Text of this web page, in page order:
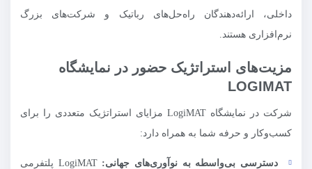
داخلی، ارائه‌دهندگان راه‌حل‌های رباتیک و شرکت‌های بزرگ
نرم‌افزاری هستند.
مزیت‌های استراتژیک حضور در نمایشگاه
LOGIMAT
شرکت در نمایشگاه LogiMAT مزایای استراتژیک متعددی را برای
کسب‌وکار و حرفه شما به همراه دارد:
دسترسی بی‌واسطه به نوآوری‌های جهانی:
LogiMAT پلتفرمی